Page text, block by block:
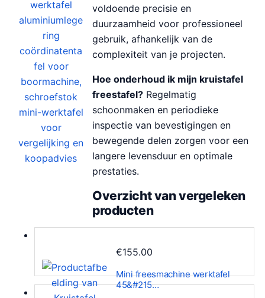
voldoende precisie en
duurzaamheid voor professioneel
gebruik, afhankelijk van de
complexiteit van je projecten.
Hoe onderhoud ik mijn kruistafel
freestafel? Regelmatig
schoonmaken en periodieke
inspectie van bevestigingen en
bewegende delen zorgen voor een
langere levensduur en optimale
prestaties.
Overzicht van vergeleken
producten
€155.00
Mini freesmachine werktafel
45&#215…